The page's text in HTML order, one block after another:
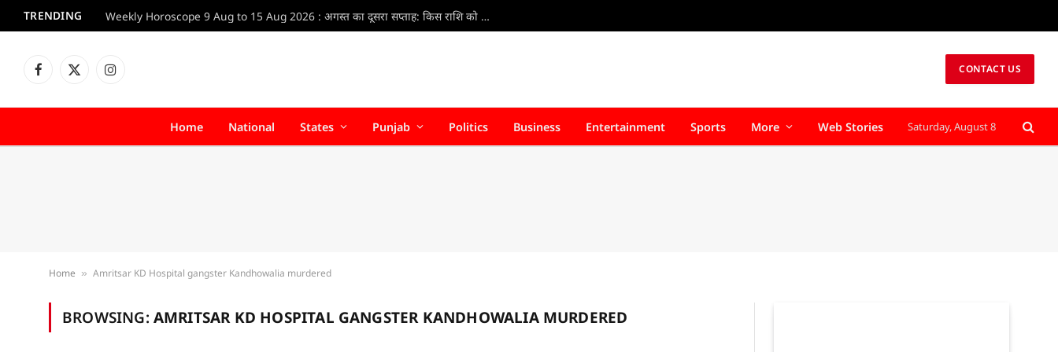
TRENDING Weekly Horoscope 9 Aug to 15 Aug 2026 : अगस्त का दूसरा सप्ताह: किस राशि को मिलेगा लाभ, किसे बरतनी होगी सावधानी?
Facebook
X
Instagram CONTACT US
Home National States Punjab Politics Business Entertainment Sports More Web Stories Saturday, August 8
Home » Amritsar KD Hospital gangster Kandhowalia murdered
BROWSING: AMRITSAR KD HOSPITAL GANGSTER KANDHOWALIA MURDERED